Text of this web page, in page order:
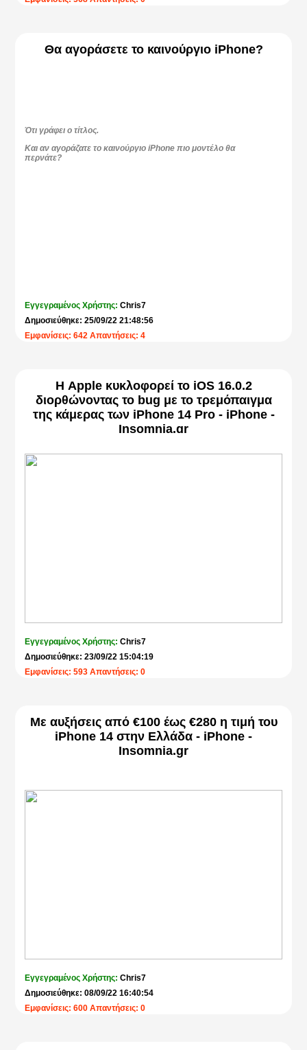
Θα αγοράσετε το καινούργιο iPhone?
Ότι γράφει ο τίτλος.
Και αν αγοράζατε το καινούργιο iPhone πιο μοντέλο θα
περνάτε?
Εγγεγραμένος Χρήστης:Chris7
Δημοσιεύθηκε: 25/09/22 21:48:56
Εμφανίσεις: 642 Απαντήσεις: 4
Η Apple κυκλοφορεί το iOS 16.0.2
διορθώνοντας το bug με το τρεμόπαιγμα
της κάμερας των iPhone 14 Pro - iPhone -
Insomnia.gr
Εγγεγραμένος Χρήστης:Chris7
Δημοσιεύθηκε: 23/09/22 15:04:19
Εμφανίσεις: 593 Απαντήσεις: 0
Με αυξήσεις από €100 έως €280 η τιμή του
iPhone 14 στην Ελλάδα - iPhone -
Insomnia.gr
Εγγεγραμένος Χρήστης:Chris7
Δημοσιεύθηκε: 08/09/22 16:40:54
Εμφανίσεις: 600 Απαντήσεις: 0